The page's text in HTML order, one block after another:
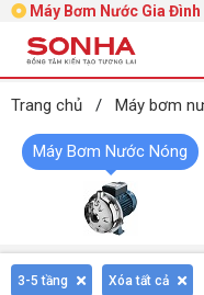
Máy Bơm Nước Gia Đình
Trang chủ / Máy bơm
Máy Bơm Nước Nóng
3-5 tầng Xóa tất cả